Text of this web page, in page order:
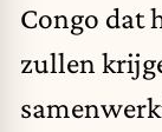
Congo dat
zullen